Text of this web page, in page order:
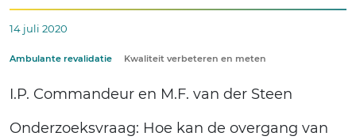
14 juli 2020
Ambulante revalidatie Kwaliteit verbeteren en meten
I.P. Commandeur en M.F. van der Steen
Onderzoeksvraag: Hoe kan de overgang van